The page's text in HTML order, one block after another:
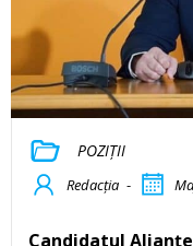
POZIȚII
Redacția -
Candidatul